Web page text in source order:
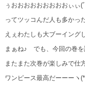
ぅおおおおおおおおおぃぃ(
ってツッコんだ人も多かっ
えぇわたしも大ブーイング
まぁね♪ でも、今回の巻を
またまた次巻が楽しみで
ワンピース最高だーーーヽ